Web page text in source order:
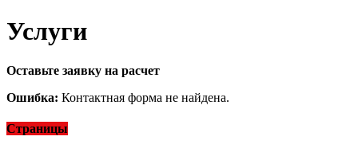
Услуги
Оставьте заявку на расчет
Ошибка: Контактная форма не найдена.
Страницы